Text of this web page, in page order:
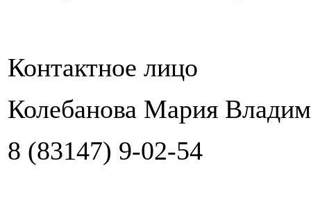
Контактное лицо
Колебанова Мария
8 (83147) 9-02-54